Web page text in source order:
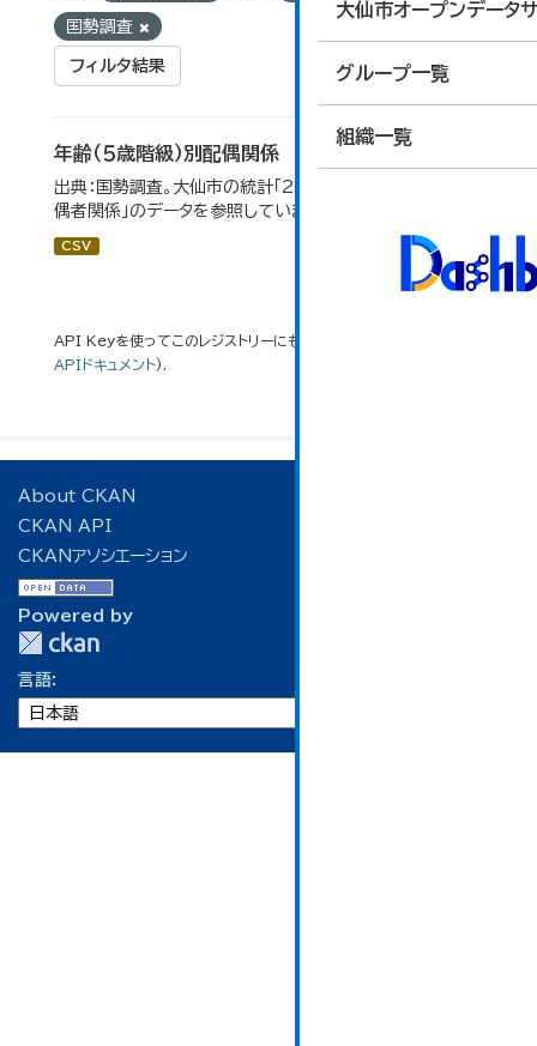
大仙市オープンデータ
グループ一覧
組織一覧
国勢調査
フィルタ結果
年齢（５歳階級）別配偶関係
出典：国勢調査。大仙市の統計「2-12 年齢（5歳階級）別配
偶者関係」のデータを参照しています。
CSV
API Keyを使ってこのレジストリーにもアクセス可能です
APIドキュメント).
About CKAN
CKAN API
CKANアソシエーション
Powered by
言語